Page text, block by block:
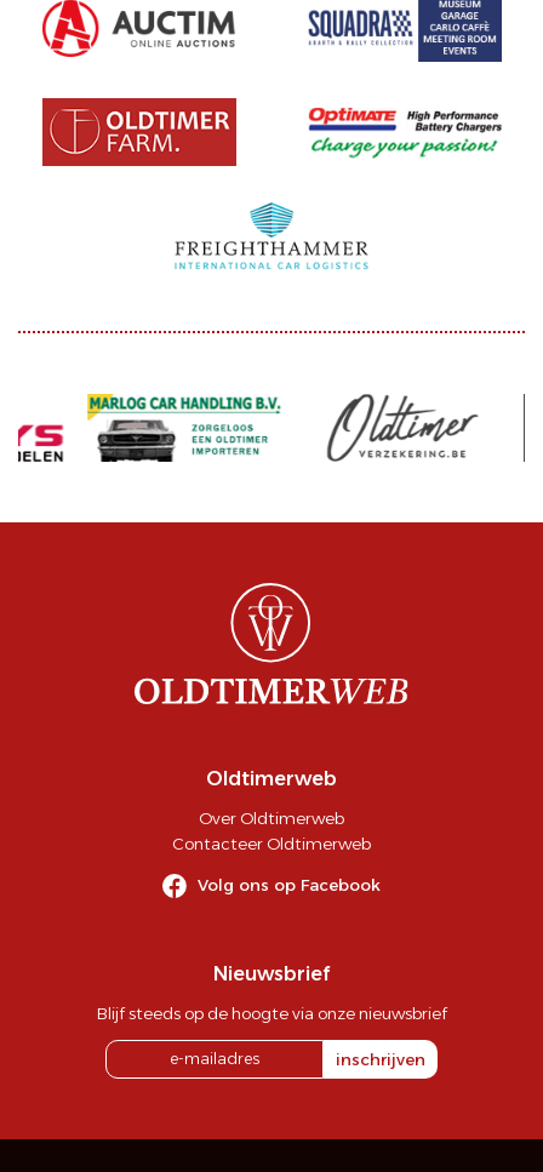
Oldtimerweb
Over Oldtimerweb
Contacteer Oldtimerweb
Volg ons op Facebook
Nieuwsbrief
Blijf steeds op de hoogte via onze nieuwsbrief
inschrijven